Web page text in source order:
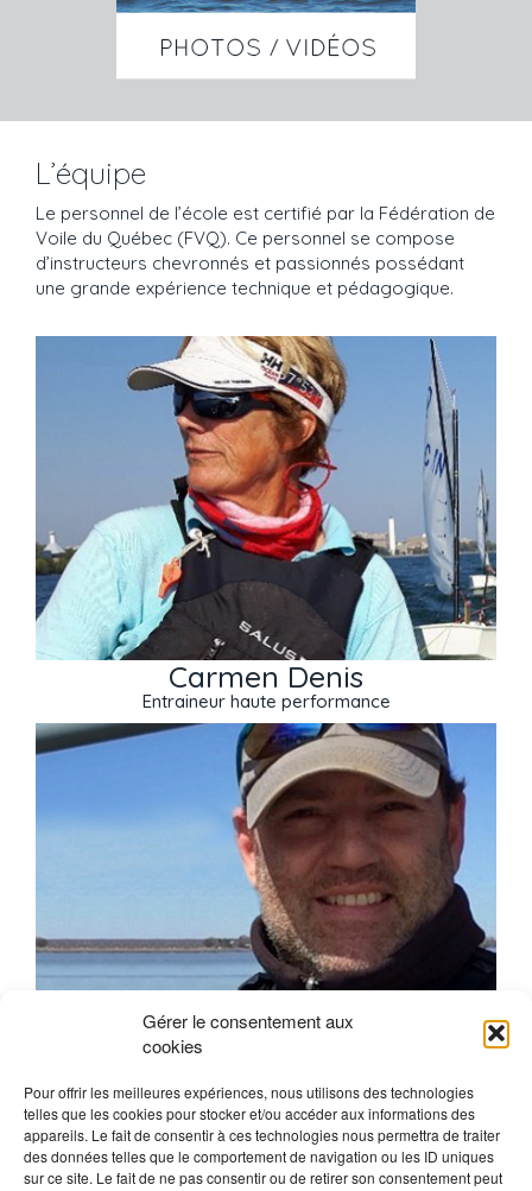
Gérer le consentement aux
cookies
Pour offrir les meilleures expériences, nous utilisons des technologies
telles que les cookies pour stocker et/ou accéder aux informations des
appareils. Le fait de consentir à ces technologies nous permettra de traiter
des données telles que le comportement de navigation ou les ID uniques
sur ce site. Le fait de ne pas consentir ou de retirer son consentement peut
L’équipe
Le personnel de l’école est certifié par la Fédération de
Voile du Québec (FVQ). Ce personnel se compose
d’instructeurs chevronnés et passionnés possédant
une grande expérience technique et pédagogique.
Carmen Denis
Entraineur haute performance
Guy Laliberté
Entraîneur CanSail 1-2